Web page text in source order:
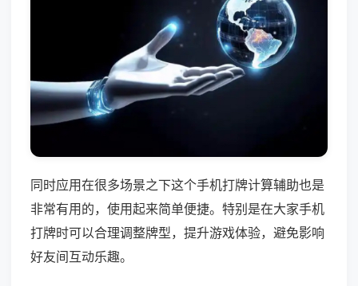
同时应用在很多场景之下这个手机打牌计算辅助也是
非常有用的，使用起来简单便捷。特别是在大家手机
打牌时可以合理调整牌型，提升游戏体验，避免影响
好友间互动乐趣。